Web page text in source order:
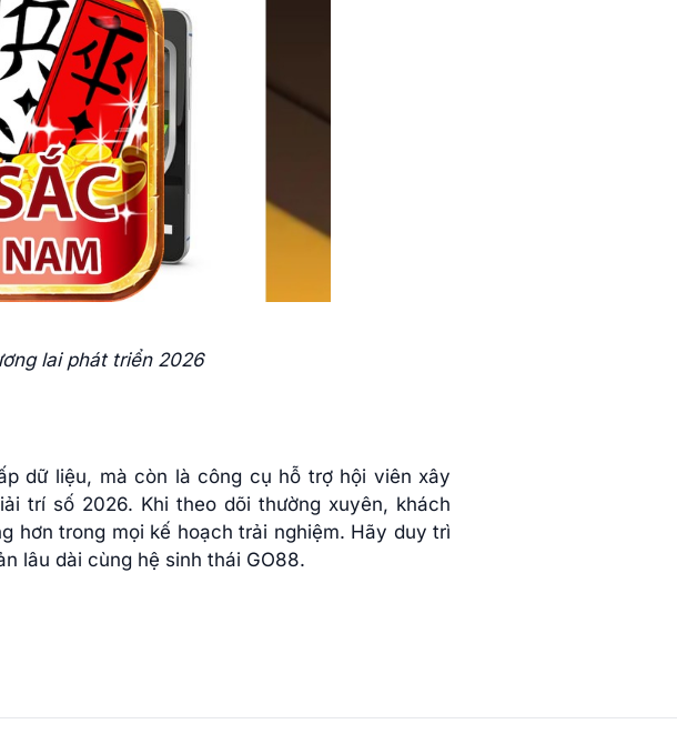
lai phát triển 2026
dữ liệu, mà còn là công cụ hỗ trợ hội viên xây
trí số 2026. Khi theo dõi thường xuyên, khách
hơn trong mọi kế hoạch trải nghiệm. Hãy duy trì
lâu dài cùng hệ sinh thái GO88.